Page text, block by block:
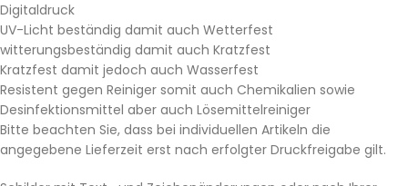
Digitaldruck
UV-Licht beständig damit auch Wetterfest
witterungsbeständig damit auch Kratzfest
Kratzfest damit jedoch auch Wasserfest
Resistent gegen Reiniger somit auch Chemikalien sowie
Desinfektionsmittel aber auch Lösemittelreiniger
Bitte beachten Sie, dass bei individuellen Artikeln die
angegebene Lieferzeit erst nach erfolgter Druckfreigabe gilt.